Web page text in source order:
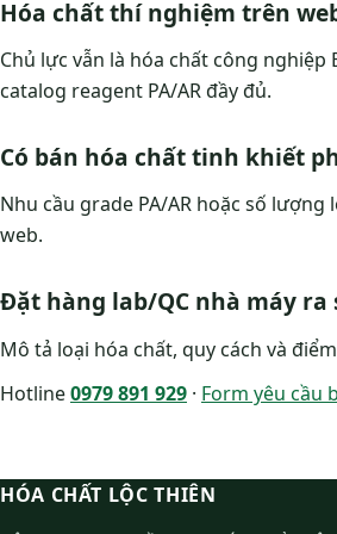
Hóa chất thí nghiệm trên
Chủ lực vẫn là hóa chất công nghiệp
catalog reagent PA/AR đầy đủ.
Có bán hóa chất tinh khiết
Nhu cầu grade PA/AR hoặc số
web.
Đặt hàng lab/QC nhà máy ra
Mô tả loại hóa chất, quy cách và
Hotline0979 891 929 · Form yêu cầu
HÓA CHẤT LỘC THIÊN